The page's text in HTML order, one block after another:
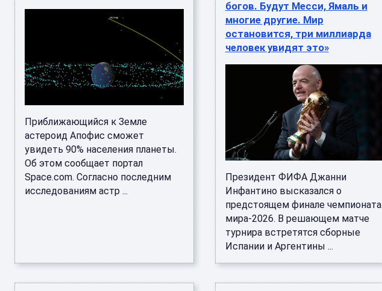
Приближающийся к Земле
астероид Апофис сможет
увидеть 90% населения планеты.
Об этом сообщает портал
Space.com. Согласно последним
исследованиям астр ...
богов. Будут Месси, Ямаль и
многие другие. Мир
остановится, три миллиарда
человек увидят это»
Президент ФИФА Джанни
Инфантино высказался о
предстоящем финале чемпионата
мира-2026. В решающем матче
турнира встретятся сборные
Испании и Аргентины ...